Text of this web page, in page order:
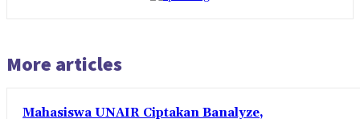
More articles
Mahasiswa UNAIR Ciptakan Banalyze,